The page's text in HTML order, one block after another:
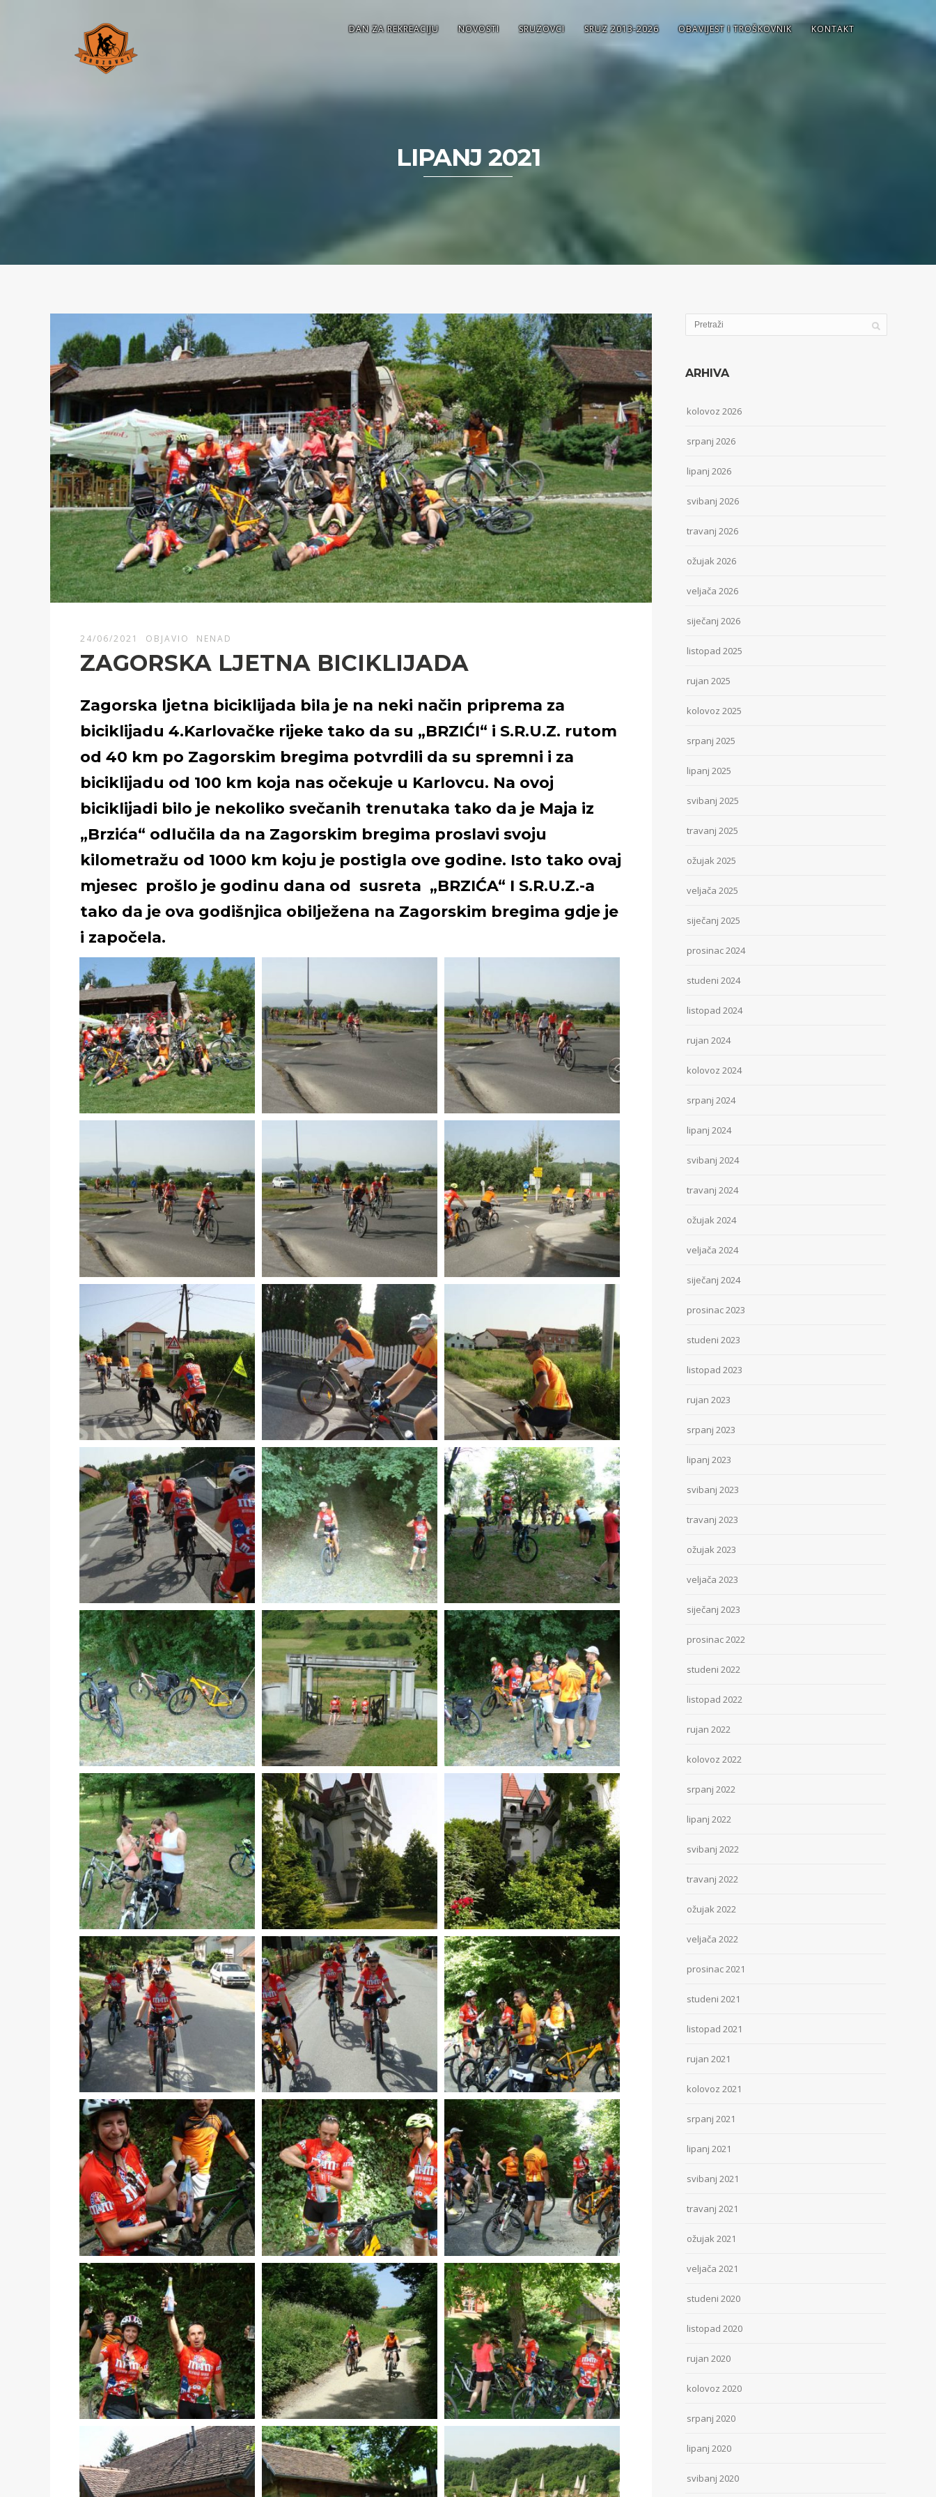
DAN ZA REKREACIJU NOVOSTI SRUZOVCI SRUZ 2013-2026 OBAVIJEST I TROŠKOVNIK KONTAKT
LIPANJ 2021
24/06/2021 OBJAVIO NENAD
ZAGORSKA LJETNA BICIKLIJADA
Zagorska ljetna biciklijada bila je na neki način priprema za
biciklijadu 4.Karlovačke rijeke tako da su „BRZIĆI“ i S.R.U.Z. rutom
od 40 km po Zagorskim bregima potvrdili da su spremni i za
biciklijadu od 100 km koja nas očekuje u Karlovcu. Na ovoj
biciklijadi bilo je nekoliko svečanih trenutaka tako da je Maja iz
„Brzića“ odlučila da na Zagorskim bregima proslavi svoju
kilometražu od 1000 km koju je postigla ove godine. Isto tako ovaj
mjesec prošlo je godinu dana od susreta „BRZIĆA“ I S.R.U.Z.-a
tako da je ova godišnjica obilježena na Zagorskim bregima gdje je
i započela.
ARHIVA
kolovoz 2026
srpanj 2026
lipanj 2026
svibanj 2026
travanj 2026
ožujak 2026
veljača 2026
siječanj 2026
listopad 2025
rujan 2025
kolovoz 2025
srpanj 2025
lipanj 2025
svibanj 2025
travanj 2025
ožujak 2025
veljača 2025
siječanj 2025
prosinac 2024
studeni 2024
listopad 2024
rujan 2024
kolovoz 2024
srpanj 2024
lipanj 2024
svibanj 2024
travanj 2024
ožujak 2024
veljača 2024
siječanj 2024
prosinac 2023
studeni 2023
listopad 2023
rujan 2023
srpanj 2023
lipanj 2023
svibanj 2023
travanj 2023
ožujak 2023
veljača 2023
siječanj 2023
prosinac 2022
studeni 2022
listopad 2022
rujan 2022
kolovoz 2022
srpanj 2022
lipanj 2022
svibanj 2022
travanj 2022
ožujak 2022
veljača 2022
prosinac 2021
studeni 2021
listopad 2021
rujan 2021
kolovoz 2021
srpanj 2021
lipanj 2021
svibanj 2021
travanj 2021
ožujak 2021
veljača 2021
studeni 2020
listopad 2020
rujan 2020
kolovoz 2020
srpanj 2020
lipanj 2020
svibanj 2020